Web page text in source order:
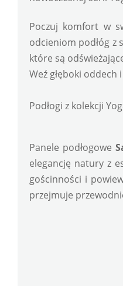
Poczuj komfort w
odcieniom podłóg z
które są
Weź głęboki oddech
Podłogi z kolekcji
Panele podłogowe
elegancję natury z
gościnności i
przejmuje